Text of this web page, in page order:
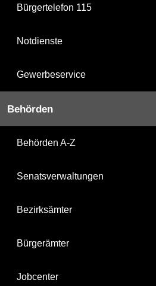
Bürgertelefon 115
Notdienste
Gewerbeservice
Behörden
Behörden A-Z
Senatsverwaltungen
Bezirksämter
Bürgerämter
Jobcenter